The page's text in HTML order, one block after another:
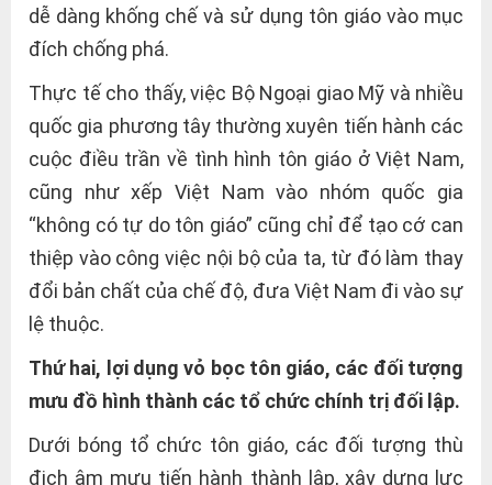
dễ dàng khống chế và sử dụng tôn giáo vào mục
đích chống phá.
Thực tế cho thấy, việc Bộ Ngoại giao Mỹ và nhiều
quốc gia phương tây thường xuyên tiến hành các
cuộc điều trần về tình hình tôn giáo ở Việt Nam,
cũng như xếp Việt Nam vào nhóm quốc gia
“không có tự do tôn giáo” cũng chỉ để tạo cớ can
thiệp vào công việc nội bộ của ta, từ đó làm thay
đổi bản chất của chế độ, đưa Việt Nam đi vào sự
lệ thuộc.
Thứ hai, lợi dụng vỏ bọc tôn giáo, các đối tượng
mưu đồ hình thành các tổ chức chính trị đối lập.
Dưới bóng tổ chức tôn giáo, các đối tượng thù
địch âm mưu tiến hành thành lập, xây dựng lực